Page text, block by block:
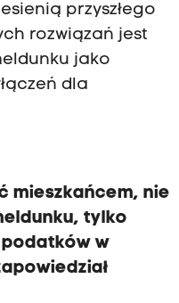
przyszłego
rozwiązań jest
jako
dla
mieszkańcem, nie
tylko
w